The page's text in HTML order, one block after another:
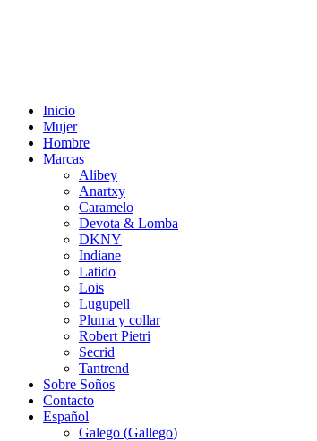
Inicio
Mujer
Hombre
Marcas
Alibey
Anartxy
Caramelo
Devota & Lomba
DKNY
Indiane
Latido
Lois
Lugupell
Pluma y collar
Robert Pietri
Secrid
Tantrend
Sobre Soños
Contacto
Español
Galego (Gallego)